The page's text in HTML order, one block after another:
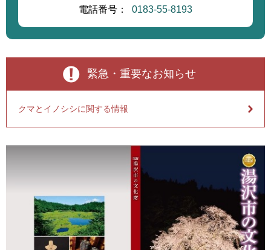
電話番号： 0183-55-8193
緊急・重要なお知らせ
クマとイノシシに関する情報